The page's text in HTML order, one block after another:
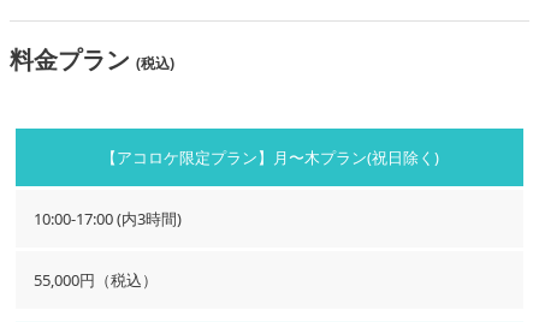
料金プラン (税込)
【アコロケ限定プラン】月〜木プラン(祝日除く)
10:00-17:00 (内3時間)
55,000円（税込）